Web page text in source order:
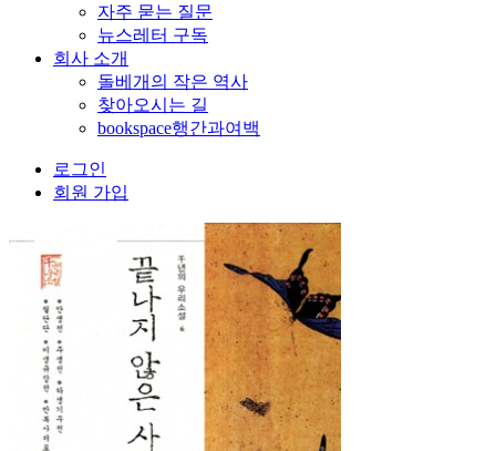
자주 묻는 질문
뉴스레터 구독
회사 소개
돌베개의 작은 역사
찾아오시는 길
bookspace행간과여백
로그인
회원 가입